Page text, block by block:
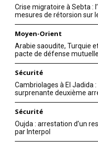
Crise migratoire à Sebta :
mesures de rétorsion sur
Moyen-Orient
Arabie saoudite, Turquie
pacte de défense mutuelle
Sécurité
Cambriolages à El Jadida
surprenante deuxième
Sécurité
Oujda : arrestation d’un
par Interpol